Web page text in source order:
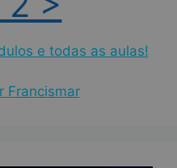
e todas as aulas!
Francismar